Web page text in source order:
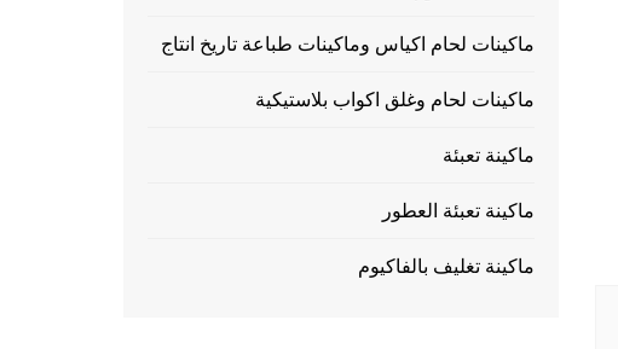
ماكينات لحام اكياس وماكينات طباعة تاريخ انتاج
ماكينات لحام وغلق اكواب بلاستيكية
ماكينة تعبئة
ماكينة تعبئة العطور
ماكينة تغليف بالفاكيوم